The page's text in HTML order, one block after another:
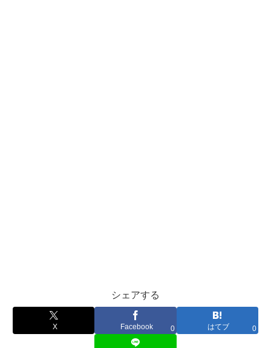
シェアする
X Facebook 0 はてブ 0